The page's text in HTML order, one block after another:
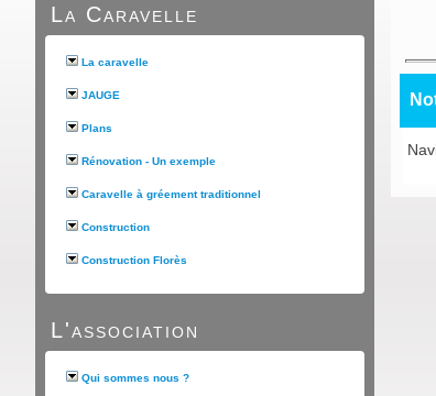
La Caravelle
La caravelle
JAUGE
Plans
Rénovation - Un exemple
Caravelle à gréement traditionnel
Construction
Construction Florès
L'association
Qui sommes nous ?